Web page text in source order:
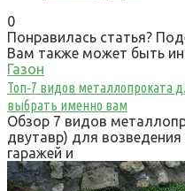
0
Понравилась статья?
Вам также может быть
Газон
Топ‑7 видов металлопроката
выбрать именно вам
Обзор 7 видов
двутавр) для
гаражей и